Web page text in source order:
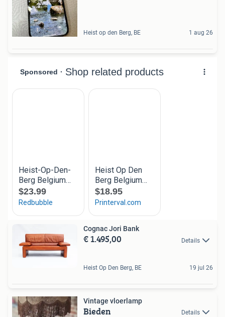
Heist op den Berg, BE 1 aug 26
Cognac Jori Bank
€ 1.495,00 Details
Heist Op Den Berg, BE 19 jul 26
Vintage vloerlamp
Bieden Details